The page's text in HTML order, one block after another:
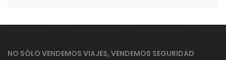
NO SÓLO VENDEMOS VIAJES, VENDEMOS SEGURIDAD